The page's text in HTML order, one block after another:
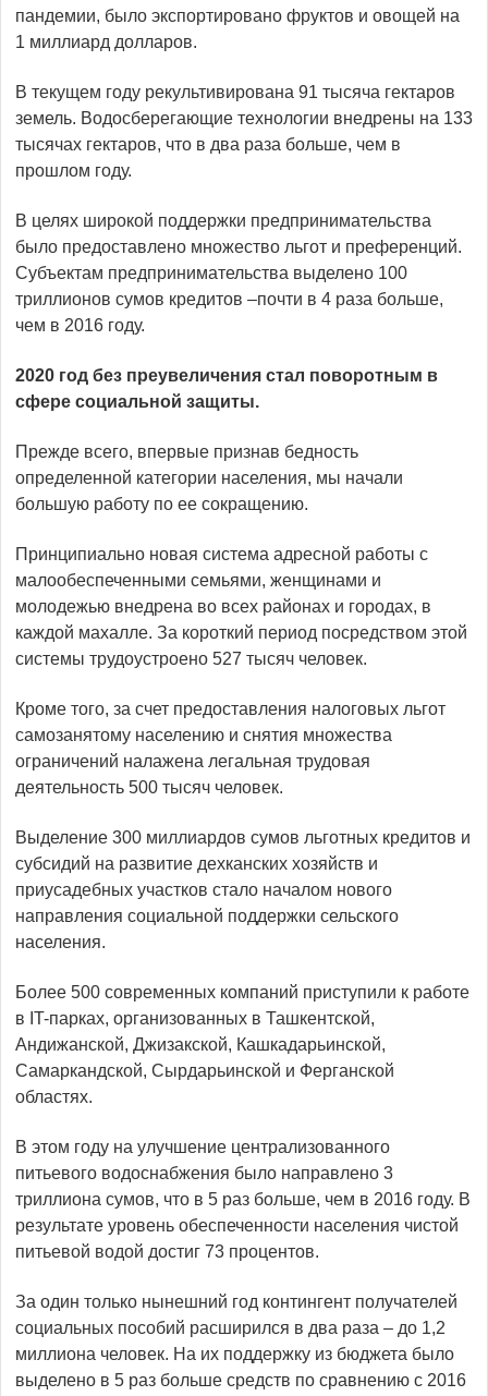
пандемии, было экспортировано фруктов и овощей на
1 миллиард долларов.
В текущем году рекультивирована 91 тысяча гектаров
земель. Водосберегающие технологии внедрены на 133
тысячах гектаров, что в два раза больше, чем в
прошлом году.
В целях широкой поддержки предпринимательства
было предоставлено множество льгот и преференций.
Субъектам предпринимательства выделено 100
триллионов сумов кредитов –почти в 4 раза больше,
чем в 2016 году.
2020 год без преувеличения стал поворотным в
сфере социальной защиты.
Прежде всего, впервые признав бедность
определенной категории населения, мы начали
большую работу по ее сокращению.
Принципиально новая система адресной работы с
малообеспеченными семьями, женщинами и
молодежью внедрена во всех районах и городах, в
каждой махалле. За короткий период посредством этой
системы трудоустроено 527 тысяч человек.
Кроме того, за счет предоставления налоговых льгот
самозанятому населению и снятия множества
ограничений налажена легальная трудовая
деятельность 500 тысяч человек.
Выделение 300 миллиардов сумов льготных кредитов и
субсидий на развитие дехканских хозяйств и
приусадебных участков стало началом нового
направления социальной поддержки сельского
населения.
Более 500 современных компаний приступили к работе
в IT-парках, организованных в Ташкентской,
Андижанской, Джизакской, Кашкадарьинской,
Самаркандской, Сырдарьинской и Ферганской
областях.
В этом году на улучшение централизованного
питьевого водоснабжения было направлено 3
триллиона сумов, что в 5 раз больше, чем в 2016 году. В
результате уровень обеспеченности населения чистой
питьевой водой достиг 73 процентов.
За один только нынешний год контингент получателей
социальных пособий расширился в два раза – до 1,2
миллиона человек. На их поддержку из бюджета было
выделено в 5 раз больше средств по сравнению с 2016